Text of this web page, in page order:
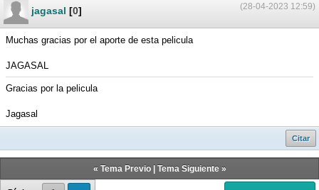
(28-04-2023 12:59)
jagasal [0]
Muchas gracias por el aporte de esta pelicula
JAGASAL
Gracias por la pelicula
Jagasal
Citar
« Tema Previo| Tema Siguiente»